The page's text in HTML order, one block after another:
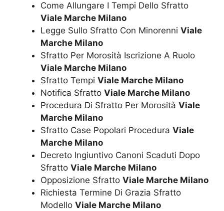
Come Allungare I Tempi Dello Sfratto
Viale Marche Milano
Legge Sullo Sfratto Con Minorenni Viale
Marche Milano
Sfratto Per Morosità Iscrizione A Ruolo
Viale Marche Milano
Sfratto Tempi Viale Marche Milano
Notifica Sfratto Viale Marche Milano
Procedura Di Sfratto Per Morosità Viale
Marche Milano
Sfratto Case Popolari Procedura Viale
Marche Milano
Decreto Ingiuntivo Canoni Scaduti Dopo
Sfratto Viale Marche Milano
Opposizione Sfratto Viale Marche Milano
Richiesta Termine Di Grazia Sfratto
Modello Viale Marche Milano